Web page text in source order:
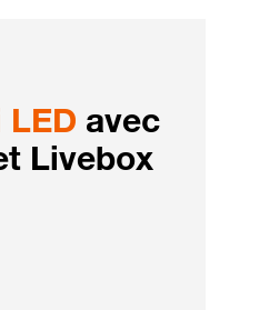
avec
Livebox